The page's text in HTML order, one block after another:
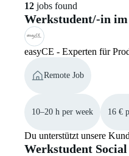
12 jobs found
Werkstudent/-in
easyCE - Experten für
Remote Job
10–20 h per week 16 €
Du unterstützt unsere
Werkstudent